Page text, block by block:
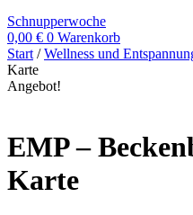
Schnupperwoche
0,00 € 0 Warenkorb
Start /Wellness und
Karte
Angebot!
EMP –
Karte